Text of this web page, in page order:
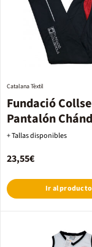
Fundació
Pantalón
Catalana Tèxtil
+ Tallas disponibles
23,55€
Ir al producto